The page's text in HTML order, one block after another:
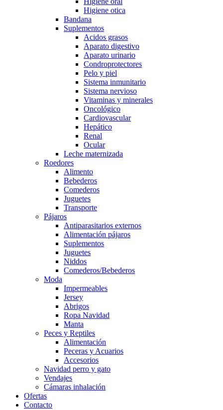
Higiene otica
Bandana
Suplementos
Acidos grasos
Aparato digestivo
Aparato urinario
Condroprotectores
Pelo y piel
Sistema inmunitario
Sistema nervioso
Vitaminas y minerales
Oncológico
Cardiovascular
Hepático
Renal
Ocular
Leche maternizada
Roedores
Alimento
Bebederos
Comederos
Juguetes
Transporte
Pájaros
Antiparasitarios externos
Alimentación pájaros
Suplementos
Juguetes
Niddos
Comederos/Bebederos
Moda
Impermeables
Jersey
Abrigos
Ropa Navidad
Manta
Peces y Reptiles
Alimentación
Peceras y Acuarios
Accesorios
Navidad perro y gato
Vendajes
Cámaras inhalación
Ofertas
Contacto